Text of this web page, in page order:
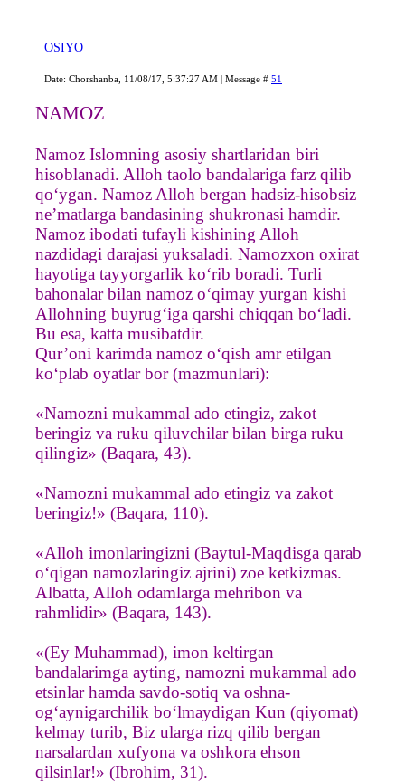
OSIYO
Date: Chorshanba, 11/08/17, 5:37:27 AM | Message # 51
NAMOZ
Namoz Islomning asosiy shartlaridan biri
hisoblanadi. Alloh taolo bandalariga farz qilib
qo‘ygan. Namoz Alloh bergan hadsiz-hisobsiz
ne’matlarga bandasining shukronasi hamdir.
Namoz ibodati tufayli kishining Alloh
nazdidagi darajasi yuksaladi. Namozxon oxirat
hayotiga tayyorgarlik ko‘rib boradi. Turli
bahonalar bilan namoz o‘qimay yurgan kishi
Allohning buyrug‘iga qarshi chiqqan bo‘ladi.
Bu esa, katta musibatdir.
Qur’oni karimda namoz o‘qish amr etilgan
ko‘plab oyatlar bor (mazmunlari):
«Namozni mukammal ado etingiz, zakot
beringiz va ruku qiluvchilar bilan birga ruku
qilingiz» (Baqara, 43).
«Namozni mukammal ado etingiz va zakot
beringiz!» (Baqara, 110).
«Alloh imonlaringizni (Baytul-Maqdisga qarab
o‘qigan namozlaringiz ajrini) zoe ketkizmas.
Albatta, Alloh odamlarga mehribon va
rahmlidir» (Baqara, 143).
«(Ey Muhammad), imon keltirgan
bandalarimga ayting, namozni mukammal ado
etsinlar hamda savdo-sotiq va oshna-
og‘aynigarchilik bo‘lmaydigan Kun (qiyomat)
kelmay turib, Biz ularga rizq qilib bergan
narsalardan xufyona va oshkora ehson
qilsinlar!» (Ibrohim, 31).